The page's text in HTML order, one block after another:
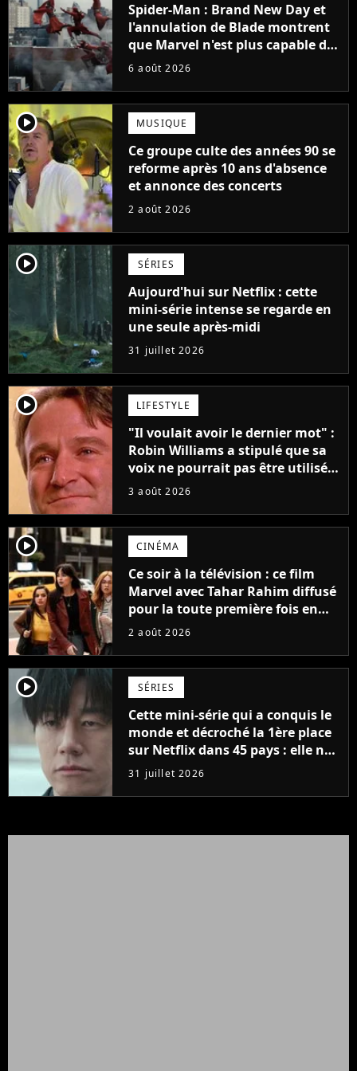
Spider-Man : Brand New Day et
l'annulation de Blade montrent
que Marvel n'est plus capable de
faire quoi que ce soit de simple
6 août 2026
player2 MUSIQUE
Ce groupe culte des années 90 se
reforme après 10 ans d'absence
et annonce des concerts
2 août 2026
player2 SÉRIES
Aujourd'hui sur Netflix : cette
mini-série intense se regarde en
une seule après-midi
31 juillet 2026
player2 LIFESTYLE
"Il voulait avoir le dernier mot" :
Robin Williams a stipulé que sa
voix ne pourrait pas être utilisée
avant 2039, pourtant Disney
inédits
3 août 2026
player2 CINÉMA
Ce soir à la télévision : ce film
Marvel avec Tahar Rahim diffusé
pour la toute première fois en
France
2 août 2026
player2 SÉRIES
Cette mini-série qui a conquis le
monde et décroché la 1ère place
sur Netflix dans 45 pays : elle ne
compte que 10 épisodes et c'est
un phénomène mondial
31 juillet 2026